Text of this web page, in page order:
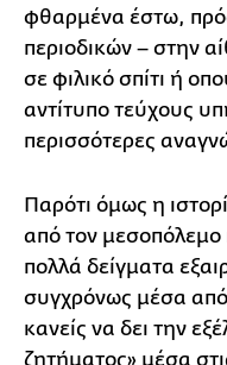
φθαρμένα έστω,
περιοδικών – στην
σε φιλικό σπίτι ή
αντίτυπο τεύχους
περισσότερες
Παρότι όμως η
από τον μεσοπόλεμο
πολλά δείγματα
συγχρόνως μέσα από
κανείς να δει την
ζητήματος» μέσα